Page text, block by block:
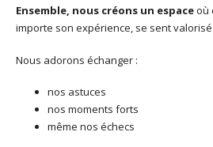
Ensemble, nous créons un espaceoù
importe son expérience, se sent
Nous adorons échanger :
nos astuces
nos moments forts
même nos échecs